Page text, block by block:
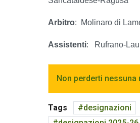
Arbitro: Molinaro di
Assistenti: Rufrano-
Non perderti
Tags designazioni